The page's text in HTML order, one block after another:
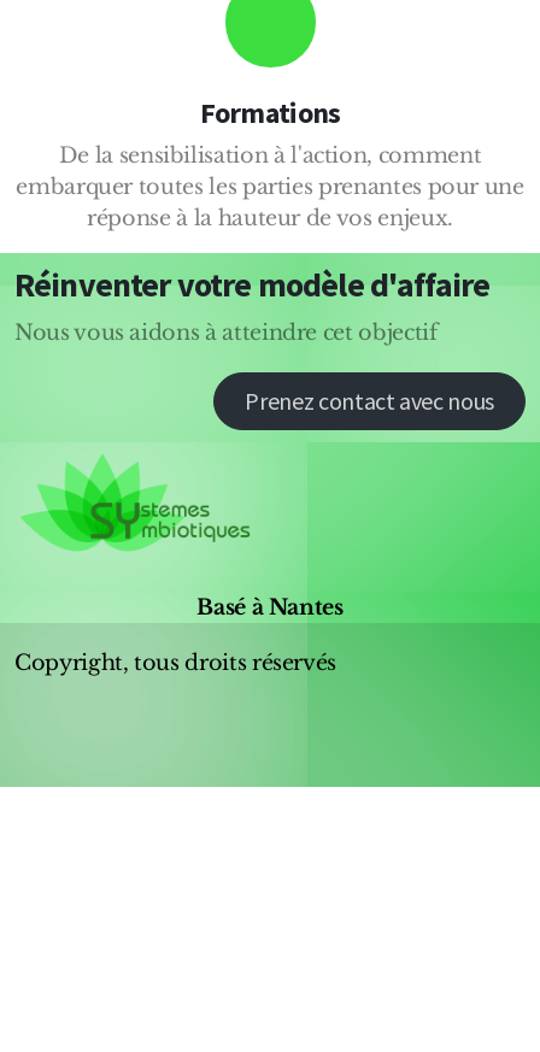
Formations
De la sensibilisation à l'action, comment
embarquer toutes les parties prenantes pour une
réponse à la hauteur de vos enjeux.
Réinventer votre modèle d'affaire
Nous vous aidons à atteindre cet objectif
Prenez contact avec nous
Basé à Nantes
Copyright, tous droits réservés